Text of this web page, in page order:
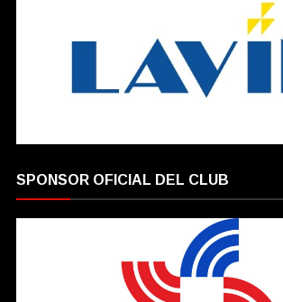
SPONSOR OFICIAL DEL CLUB